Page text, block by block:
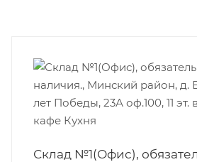
Склад №1(Офис),